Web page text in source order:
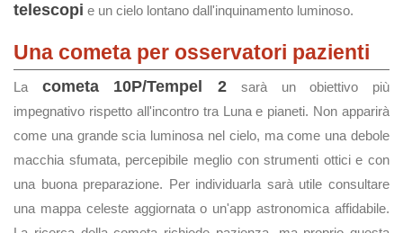
telescopi e un cielo lontano dall'inquinamento luminoso.
Una cometa per osservatori pazienti
La cometa 10P/Tempel 2 sarà un obiettivo più
impegnativo rispetto all'incontro tra Luna e pianeti. Non apparirà
come una grande scia luminosa nel cielo, ma come una debole
macchia sfumata, percepibile meglio con strumenti ottici e con
una buona preparazione. Per individuarla sarà utile consultare
una mappa celeste aggiornata o un'app astronomica affidabile.